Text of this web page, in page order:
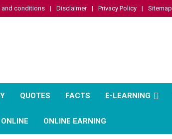
and conditions Disclaimer Privacy Policy Sitemap
QUOTES FACTS E-LEARNING
ONLINE EARNING